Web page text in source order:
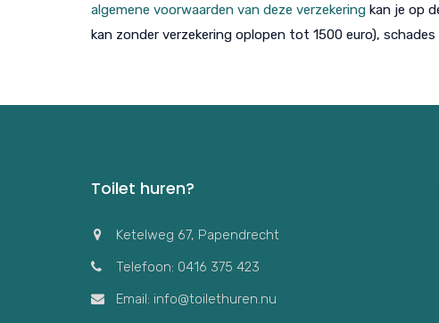
algemene voorwaarden van deze verzekering kan je op
kan zonder verzekering oplopen tot 1500 euro),
Toilet huren?
Ketelweg 67, Papendrecht
Telefoon: 0416 375 423
Email: info@toilethuren.nu